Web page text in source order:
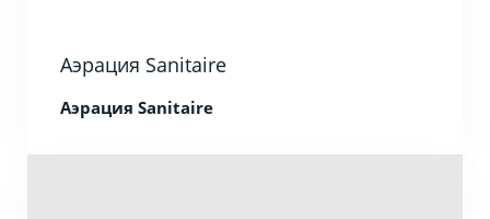
Аэрация Sanitaire
Аэрация Sanitaire